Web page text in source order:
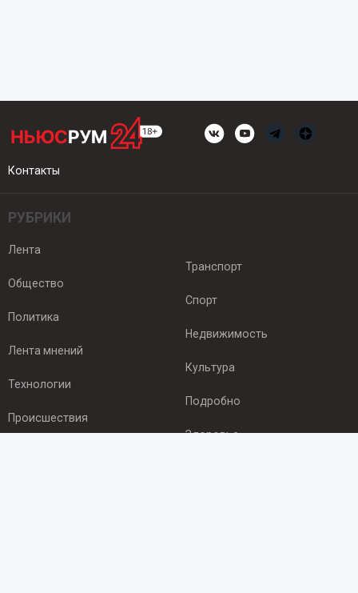
Контакты
РУБРИКИ
Лента
Общество
Политика
Лента мнений
Технологии
Происшествия
Транспорт
Спорт
Недвижимость
Культура
Подробно
Здоровье